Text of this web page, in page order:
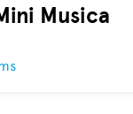
Musica